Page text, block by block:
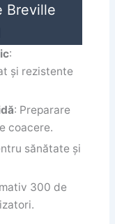
Breville
:
și rezistente
: Preparare
coacere.
sănătate și
300 de